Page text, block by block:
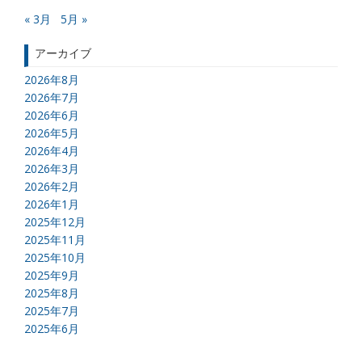
« 3月 5月 »
アーカイブ
2026年8月
2026年7月
2026年6月
2026年5月
2026年4月
2026年3月
2026年2月
2026年1月
2025年12月
2025年11月
2025年10月
2025年9月
2025年8月
2025年7月
2025年6月